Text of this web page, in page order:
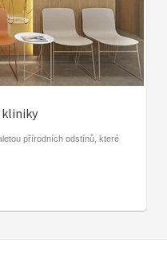
kliniky
přírodních odstínů, které